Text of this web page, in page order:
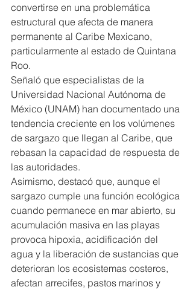
convertirse en una problemática
estructural que afecta de manera
permanente al Caribe Mexicano,
particularmente al estado de Quintana
Roo.
Señaló que especialistas de la
Universidad Nacional Autónoma de
México (UNAM) han documentado una
tendencia creciente en los volúmenes
de sargazo que llegan al Caribe, que
rebasan la capacidad de respuesta de
las autoridades.
Asimismo, destacó que, aunque el
sargazo cumple una función ecológica
cuando permanece en mar abierto, su
acumulación masiva en las playas
provoca hipoxia, acidificación del
agua y la liberación de sustancias que
deterioran los ecosistemas costeros,
afectan arrecifes, pastos marinos y